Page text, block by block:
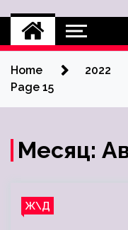
Home 2022
Page 15
Месяц:
Ж\Д